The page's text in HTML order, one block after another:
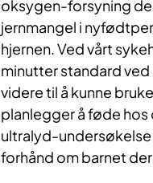
oksygen-forsyning
jernmangel i
hjernen. Ved vårt
minutter standard ved
videre til å kunne
planlegger å føde hos
ultralyd-undersøkelse
forhånd om barnet